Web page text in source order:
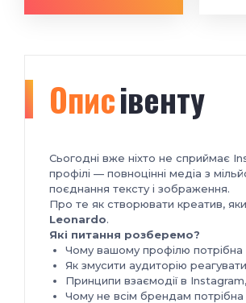
Описівенту
Сьогодні вже ніхто не сприймає
профілі — повноцінні медіа з
поєднання тексту і зображення.
Про те як створювати креатив,
Leonardo.
Які питання розберемо?
Чому вашому профілю потрібна
Як змусити аудиторію
Принципи взаємодії в
Чому не всім брендам потрібна